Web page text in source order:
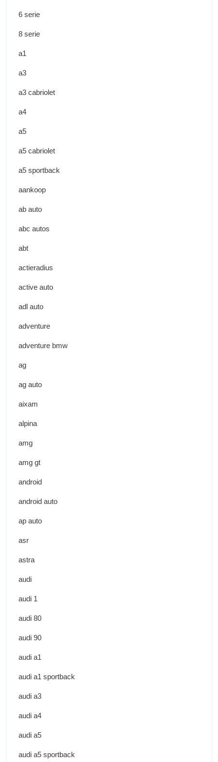
6 serie
8 serie
a1
a3
a3 cabriolet
a4
a5
a5 cabriolet
a5 sportback
aankoop
ab auto
abc autos
abt
actieradius
active auto
adl auto
adventure
adventure bmw
ag
ag auto
aixam
alpina
amg
amg gt
android
android auto
ap auto
asr
astra
audi
audi 1
audi 80
audi 90
audi a1
audi a1 sportback
audi a3
audi a4
audi a5
audi a5 sportback